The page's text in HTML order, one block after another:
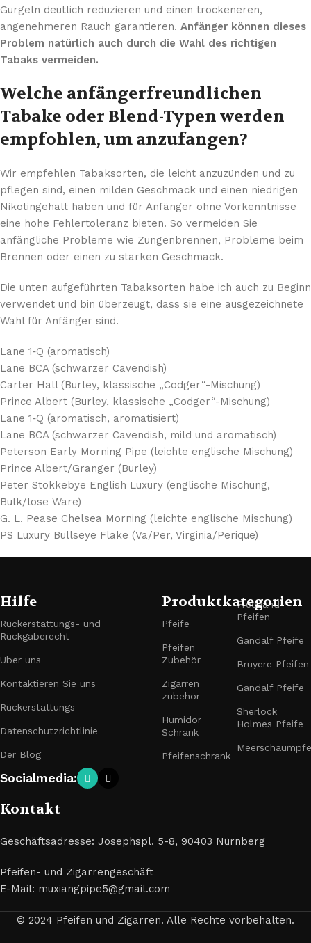
Gurgeln deutlich reduzieren und einen trockeneren,
angenehmeren Rauch garantieren. Anfänger können dieses
Problem natürlich auch durch die Wahl des richtigen
Tabaks vermeiden.
Welche anfängerfreundlichen
Tabake oder Blend-Typen werden
empfohlen, um anzufangen?
Wir empfehlen Tabaksorten, die leicht anzuzünden und zu
pflegen sind, einen milden Geschmack und einen niedrigen
Nikotingehalt haben und für Anfänger ohne Vorkenntnisse
eine hohe Fehlertoleranz bieten. So vermeiden Sie
anfängliche Probleme wie Zungenbrennen, Probleme beim
Brennen oder einen zu starken Geschmack.
Die unten aufgeführten Tabaksorten habe ich auch zu Beginn
verwendet und bin überzeugt, dass sie eine ausgezeichnete
Wahl für Anfänger sind.
Lane 1‑Q (aromatisch)
Lane BCA (schwarzer Cavendish)
Carter Hall (Burley, klassische „Codger“-Mischung)
Prince Albert (Burley, klassische „Codger“-Mischung)
Lane 1‑Q (aromatisch, aromatisiert)
Lane BCA (schwarzer Cavendish, mild und aromatisch)
Peterson Early Morning Pipe (leichte englische Mischung)
Prince Albert/Granger (Burley)
Peter Stokkebye English Luxury (englische Mischung,
Bulk/lose Ware)
G. L. Pease Chelsea Morning (leichte englische Mischung)
PS Luxury Bullseye Flake (Va/Per, Virginia/Perique)
Hilfe
Rückerstattungs- und
Rückgaberecht
Über uns
Kontaktieren Sie uns
Rückerstattungs
Datenschutzrichtlinie
Der Blog
Produktkategorien
Pfeife
Pfeifen
Zubehör
Zigarren
zubehör
Humidor
Schrank
Pfeifenschrank
Freehand-
Pfeifen
Gandalf Pfeife
Bruyere Pfeifen
Gandalf Pfeife
Sherlock
Holmes Pfeife
Socialmedia:
Kontakt
Geschäftsadresse: Josephspl. 5-8, 90403 Nürnberg
Pfeifen- und Zigarrengeschäft
E-Mail: muxiangpipe5@gmail.com
© 2024 Pfeifen und Zigarren. Alle Rechte vorbehalten.